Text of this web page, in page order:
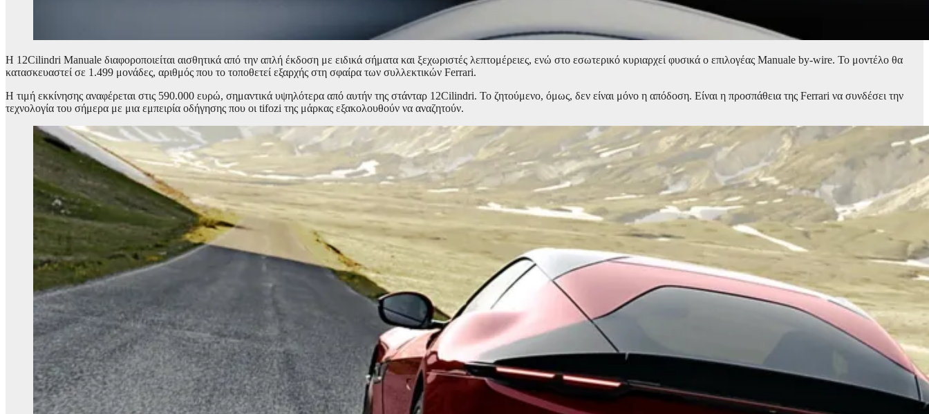
Η 12Cilindri Manuale διαφοροποιείται αισθητικά από την απλή έκδοση με ειδικά σήματα και ξεχωριστές λεπτομέρειες, ενώ στο εσωτερικό κυριαρχεί φυσικά ο επιλογέας Manuale by-wire. Το μοντέλο θα
κατασκευαστεί σε 1.499 μονάδες, αριθμός που το τοποθετεί εξαρχής στη σφαίρα των συλλεκτικών Ferrari.
Η τιμή εκκίνησης αναφέρεται στις 590.000 ευρώ, σημαντικά υψηλότερα από αυτήν της στάνταρ 12Cilindri. Το ζητούμενο, όμως, δεν είναι μόνο η απόδοση. Είναι η προσπάθεια της Ferrari να συνδέσει την
τεχνολογία του σήμερα με μια εμπειρία οδήγησης που οι tifozi της μάρκας εξακολουθούν να αναζητούν.